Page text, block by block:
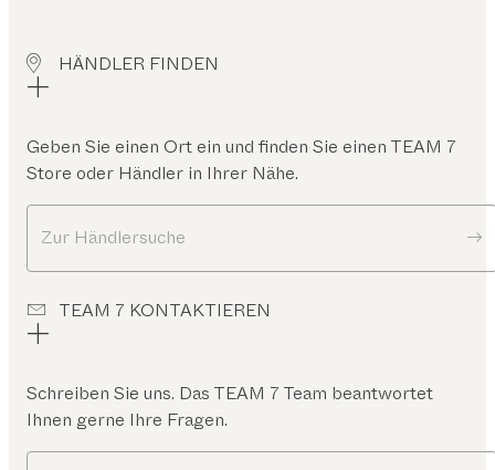
HÄNDLER FINDEN
Geben Sie einen Ort ein und finden Sie einen TEAM 7
Store oder Händler in Ihrer Nähe.
Zur Händlersuche
TEAM 7 KONTAKTIEREN
Schreiben Sie uns. Das TEAM 7 Team beantwortet
Ihnen gerne Ihre Fragen.